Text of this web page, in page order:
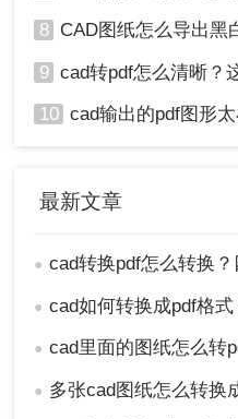
8 CAD图纸怎么导出黑白高清
9 cad转pdf怎么清晰？这三
10 cad输出的pdf图形太小
最新文章
● cad转换pdf怎么转换？四种高
● cad如何转换成pdf格
● cad里面的图纸怎么转
● 多张cad图纸怎么转换成